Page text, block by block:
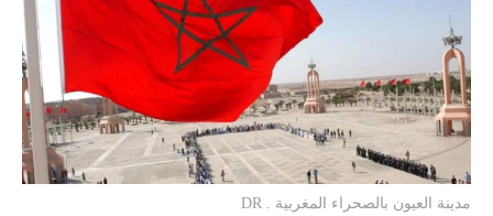
مدينة العيون بالصحراء المغربية . DR